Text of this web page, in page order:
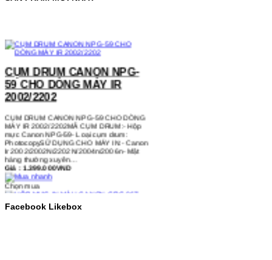
CỤM DRUM CANON NPG-
2002/2202
CỤM DRUM CANON NPG-59 CHO DÒNG
MÁY IR 2002/2202MÃ CỤM DRUM:- Hộp
mực Canon NPG-59- Loại cụm drum:
PhotocopySỬ DỤNG CHO MÁY IN:- Canon
Ir 2002/2002N/2202N/2004n/2006n- Mặt
hàng thường xuyên…
Giá : 1.399.000VND
Chọn mua
HỘP MỰC IN MÀU CANON
Facebook Likebox